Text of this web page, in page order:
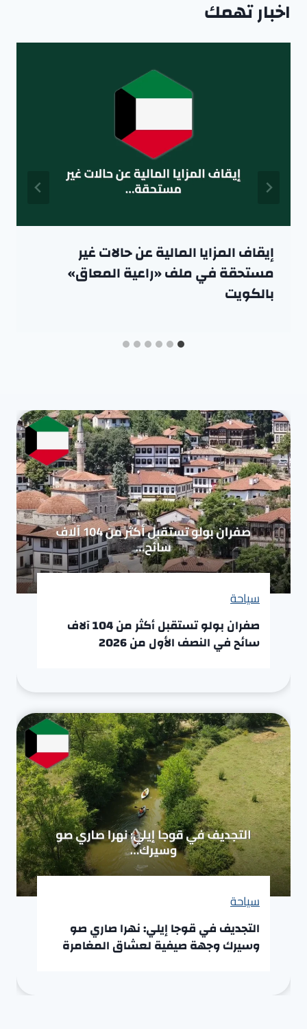
اخبار تهمك
إيقاف المزايا المالية عن حالات غير
مستحقة في ملف «راعية المعاق»
بالكويت
سياحة
صفران بولو تستقبل أكثر من 104 آلاف
سائح في النصف الأول من 2026
سياحة
التجديف في قوجا إيلي: نهرا صاري صو
وسيرك وجهة صيفية لعشاق المغامرة